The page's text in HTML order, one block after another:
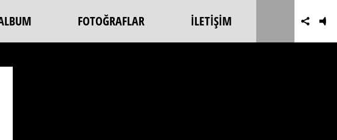
FOTOĞRAFLAR İLETİŞİM